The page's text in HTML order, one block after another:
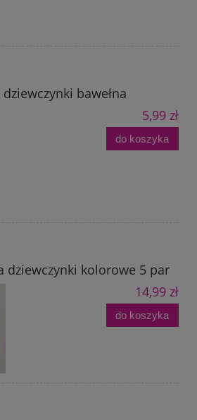
bawełna
5,99 zł
do koszyka
dziewczynki kolorowe 5 par
14,99 zł
do koszyka